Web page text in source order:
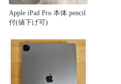
Apple iPad Pro 本体 pencil
付(値下げ可)